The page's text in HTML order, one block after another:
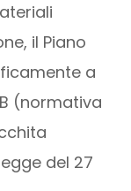
il Piano
a
(normativa
del 27